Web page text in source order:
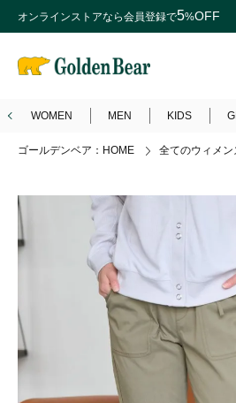
オンラインストアなら会員登録で5%OFF
WOMEN MEN KIDS
ゴールデンベア：HOME 全てのウィメン